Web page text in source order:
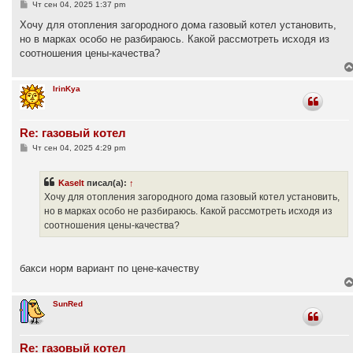
С
о
щ
е
Чт сен 04, 2025 1:37 pm
Хочу для отопления загородного дома газовый котел установить,
но в марках особо не разбираюсь. Какой рассмотреть исходя из
соотношения цены-качества?
IrinKya
Re: газовый котел
СЧт сен 04, 2025 4:29 pm
Kaselt писал(а): ↑
Хочу для отопления загородного дома газовый котел установить,
но в марках особо не разбираюсь. Какой рассмотреть исходя из
соотношения цены-качества?
бакси норм вариант по цене-качеству
SunRed
Re: газовый котел